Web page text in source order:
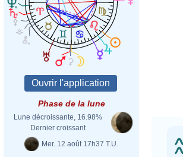
Phase de la lune
Lune décroissante, 16.98%
Dernier croissant
Mer. 12 août 17h37 T.U.